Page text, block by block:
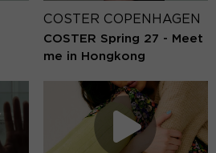
COSTER COPENHAGEN
COSTER Spring 27 - Meet
me in Hongkong